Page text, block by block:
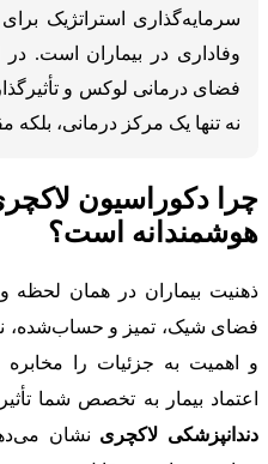
سرمایه‌گذاری استراتژیک
وفاداری در بیماران است.
فضای درمانی لوکس و
نه تنها یک مرکز درمانی،
چرا دکوراسیون
هوشمندانه است؟
ذهنیت بیماران در همان
فضای شیک، تمیز و حساب‌شده،
و اهمیت به جزئیات را
اعتماد بیمار به تخصص شما
دندانپزشکی لاکچری نشان